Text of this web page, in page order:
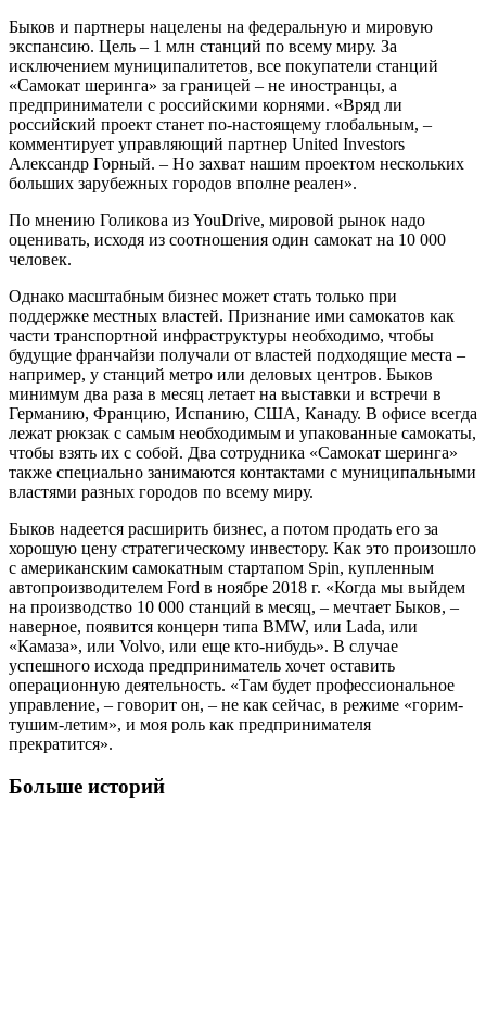
Быков и партнеры нацелены на федеральную и мировую
экспансию. Цель – 1 млн станций по всему миру. За
исключением муниципалитетов, все покупатели станций
«Самокат шеринга» за границей – не иностранцы, а
предприниматели с российскими корнями. «Вряд ли
российский проект станет по-настоящему глобальным, –
комментирует управляющий партнер United Investors
Александр Горный. – Но захват нашим проектом нескольких
больших зарубежных городов вполне реален».
По мнению Голикова из YouDrive, мировой рынок надо
оценивать, исходя из соотношения один самокат на 10 000
человек.
Однако масштабным бизнес может стать только при
поддержке местных властей. Признание ими самокатов как
части транспортной инфраструктуры необходимо, чтобы
будущие франчайзи получали от властей подходящие места –
например, у станций метро или деловых центров. Быков
минимум два раза в месяц летает на выставки и встречи в
Германию, Францию, Испанию, США, Канаду. В офисе всегда
лежат рюкзак с самым необходимым и упакованные самокаты,
чтобы взять их с собой. Два сотрудника «Самокат шеринга»
также специально занимаются контактами с муниципальными
властями разных городов по всему миру.
Быков надеется расширить бизнес, а потом продать его за
хорошую цену стратегическому инвестору. Как это произошло
с американским самокатным стартапом Spin, купленным
автопроизводителем Ford в ноябре 2018 г. «Когда мы выйдем
на производство 10 000 станций в месяц, – мечтает Быков, –
наверное, появится концерн типа BMW, или Lada, или
«Камаза», или Volvo, или еще кто-нибудь». В случае
успешного исхода предприниматель хочет оставить
операционную деятельность. «Там будет профессиональное
управление, – говорит он, – не как сейчас, в режиме «горим-
тушим-летим», и моя роль как предпринимателя
прекратится».
Больше историй